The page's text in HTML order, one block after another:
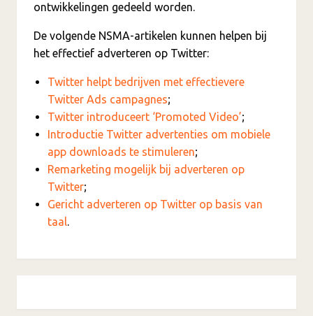
ontwikkelingen gedeeld worden.
De volgende NSMA-artikelen kunnen helpen bij
het effectief adverteren op Twitter:
Twitter helpt bedrijven met effectievere
Twitter Ads campagnes;
Twitter introduceert ‘Promoted Video’;
Introductie Twitter advertenties om mobiele
app downloads te stimuleren;
Remarketing mogelijk bij adverteren op
Twitter;
Gericht adverteren op Twitter op basis van
taal.